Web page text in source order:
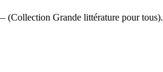
Grande littérature pour tous).